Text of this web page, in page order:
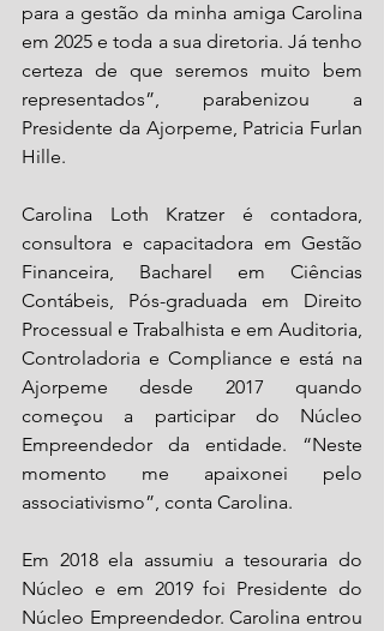
para a gestão da minha amiga Carolina
em 2025 e toda a sua diretoria. Já tenho
certeza de que seremos muito bem
representados”, parabenizou a
Presidente da Ajorpeme, Patricia Furlan
Hille.
Carolina Loth Kratzer é contadora,
consultora e capacitadora em Gestão
Financeira, Bacharel em Ciências
Contábeis, Pós-graduada em Direito
Processual e Trabalhista e em Auditoria,
Controladoria e Compliance e está na
Ajorpeme desde 2017 quando
começou a participar do Núcleo
Empreendedor da entidade. “Neste
momento me apaixonei pelo
associativismo”, conta Carolina.
Em 2018 ela assumiu a tesouraria do
Núcleo e em 2019 foi Presidente do
Núcleo Empreendedor. Carolina entrou